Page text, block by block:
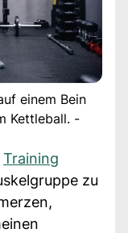
einem Bein
Kettleball. -
Training
zu